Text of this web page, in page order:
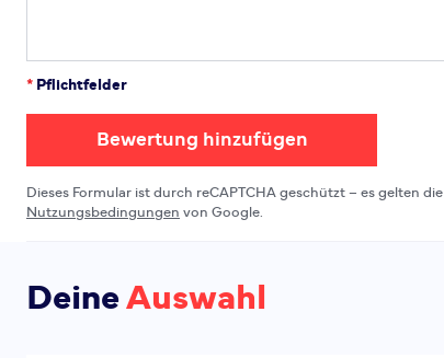
* Pflichtfelder
Bewertung hinzufügen
Dieses Formular ist durch reCAPTCHA geschützt – es gelten die
Nutzungsbedingungen von Google.
DeineAuswahl